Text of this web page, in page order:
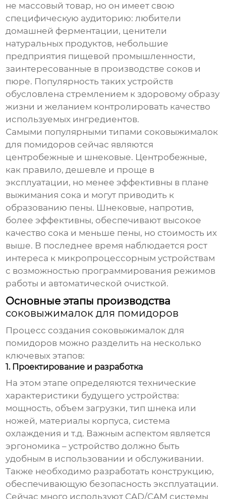
не массовый товар, но он имеет свою
специфическую аудиторию: любители
домашней ферментации, ценители
натуральных продуктов, небольшие
предприятия пищевой промышленности,
заинтересованные в производстве соков и
пюре. Популярность таких устройств
обусловлена стремлением к здоровому образу
жизни и желанием контролировать качество
используемых ингредиентов.
Самыми популярными типами соковыжималок
для помидоров сейчас являются
центробежные и шнековые. Центробежные,
как правило, дешевле и проще в
эксплуатации, но менее эффективны в плане
выжимания сока и могут приводить к
образованию пены. Шнековые, напротив,
более эффективны, обеспечивают высокое
качество сока и меньше пены, но стоимость их
выше. В последнее время наблюдается рост
интереса к микропроцессорным устройствам
с возможностью программирования режимов
работы и автоматической очисткой.
Основные этапы производства
соковыжималок для помидоров
Процесс создания соковыжималок для
помидоров можно разделить на несколько
ключевых этапов:
1. Проектирование и разработка
На этом этапе определяются технические
характеристики будущего устройства:
мощность, объем загрузки, тип шнека или
ножей, материалы корпуса, система
охлаждения и т.д. Важным аспектом является
эргономика – устройство должно быть
удобным в использовании и обслуживании.
Также необходимо разработать конструкцию,
обеспечивающую безопасность эксплуатации.
Сейчас много используют CAD/CAM системы